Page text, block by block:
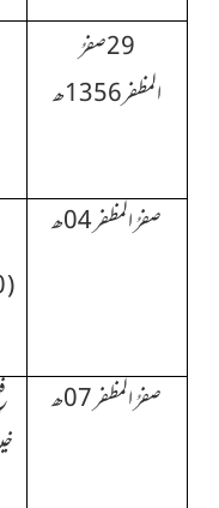
29صفرُ
المظفر1356ھ
صفرُ المظفر 04ھ
صفرُ المظفر 07ھ